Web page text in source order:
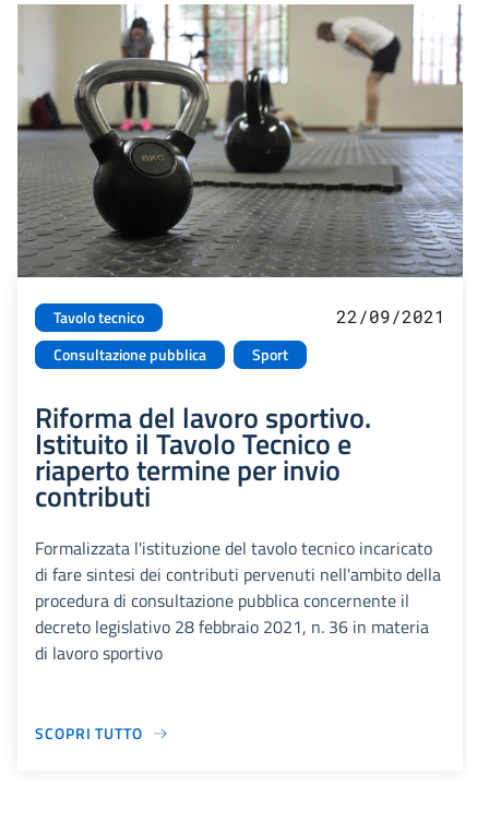
Tavolo tecnico
Consultazione pubblica
Sport
22/09/2021
Riforma del lavoro sportivo.
Istituito il Tavolo Tecnico e
riaperto termine per invio
contributi
Formalizzata l'istituzione del tavolo tecnico incaricato
di fare sintesi dei contributi pervenuti nell'ambito della
procedura di consultazione pubblica concernente il
decreto legislativo 28 febbraio 2021, n. 36 in materia
di lavoro sportivo
SCOPRI TUTTO